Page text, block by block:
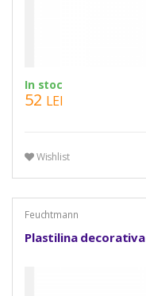
In stoc
52 LEI
Wishlist
Feuchtmann
Plastilina